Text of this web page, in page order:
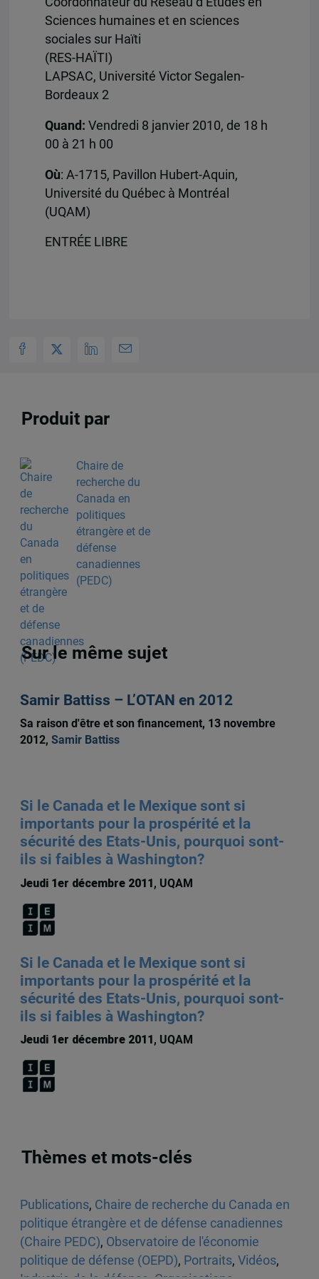
Sciences humaines et en sciences
sociales sur Haïti
(RES-HAÏTI)
LAPSAC, Université Victor Segalen-
Bordeaux 2
Quand: Vendredi 8 janvier 2010, de 18 h
00 à 21 h 00
Où: A-1715, Pavillon Hubert-Aquin,
Université du Québec à Montréal
(UQAM)
ENTRÉE LIBRE
Produit par
Chaire de
recherche du
Canada en
politiques
étrangère et de
défense
canadiennes
(PEDC)
Sur le même sujet
Samir Battiss – L’OTAN en 2012
Sa raison d'être et son financement, 13 novembre
2012, Samir Battiss
Si le Canada et le Mexique sont si
importants pour la prospérité et la
sécurité des Etats-Unis, pourquoi sont-
ils si faibles à Washington?
Jeudi 1er décembre 2011, UQAM
Si le Canada et le Mexique sont si
importants pour la prospérité et la
sécurité des Etats-Unis, pourquoi sont-
ils si faibles à Washington?
Jeudi 1er décembre 2011 , UQAM
Thèmes et mots-clés
Publications, Chaire de recherche du Canada en
politique étrangère et de défense canadiennes
(Chaire PEDC), Observatoire de l'économie
politique de défense (OEPD), Portraits, Vidéos,